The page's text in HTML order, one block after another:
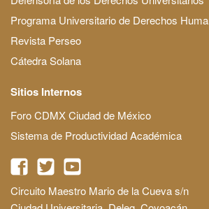
Programa Universitario de Derechos
Revista Perseo
Cátedra Solana
Sitios Internos
Foro CDMX Ciudad de México
Sistema de Productividad Académica
Circuito Maestro Mario de la Cueva s/n